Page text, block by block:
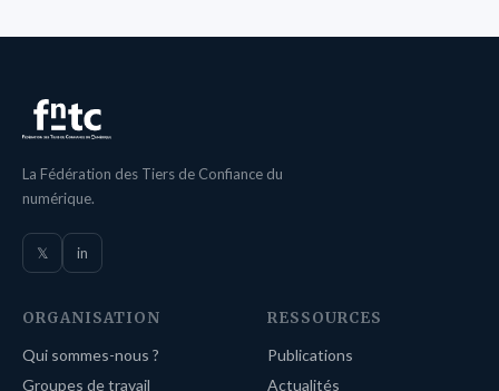
La Fédération des Tiers de Confiance du
numérique.
𝕏 in
ORGANISATION
Qui sommes-nous ?
Groupes de travail
RESSOURCES
Publications
Actualités